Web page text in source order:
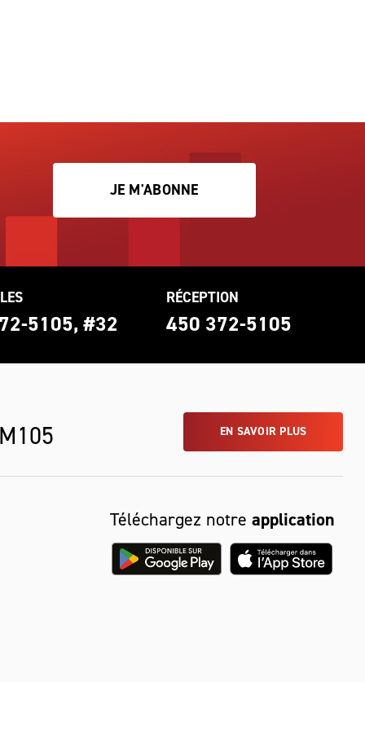
JE M'ABONNE
5105, #32
RÉCEPTION
450 372-5105
EN SAVOIR PLUS
Téléchargez notre application